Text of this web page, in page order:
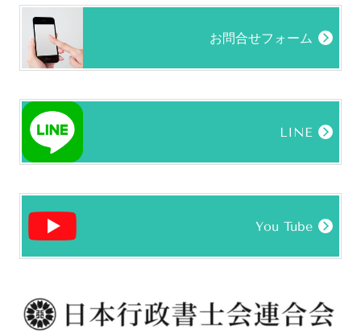
お問合せフォーム
LINE
You Tube